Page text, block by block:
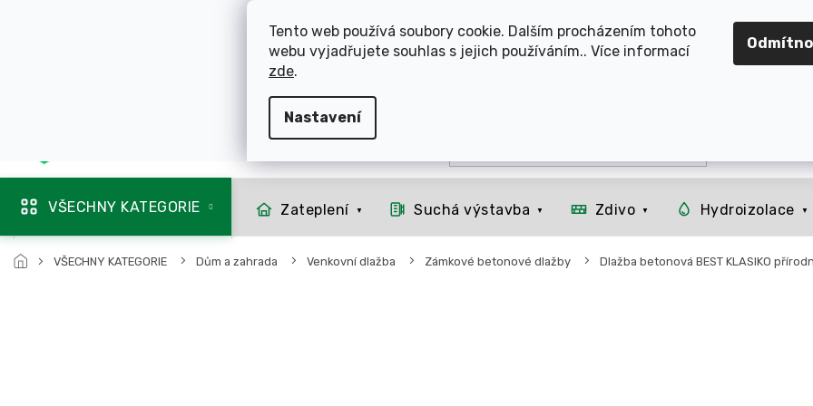
Tento web používá soubory cookie. Dalším procházením tohoto
webu vyjadřujete souhlas s jejich používáním.. Více informací
zde.
Nastavení
ROZVÁŽÍME OLOMOUCKO, SVITAVSKO, ŠUMPERSKO, BRNO, PARDUBICE,
VŠECHNY KATEGORIE Zateplení Suchá výstavba Zdivo Hydroizolace
VŠECHNY KATEGORIE Dům a zahrada Venkovní dlažba Zámkové betonové dlažby Dlažba betonová BEST KLASIKO